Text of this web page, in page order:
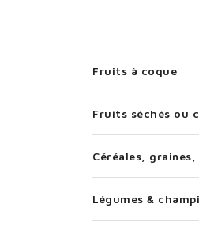
Fruits à coque
Fruits séchés ou
Céréales,
Légumes &